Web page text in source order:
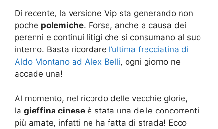
Di recente, la versione Vip sta generando non
poche polemiche. Forse, anche a causa dei
perenni e continui litigi che si consumano al suo
interno. Basta ricordare l’ultima frecciatina di
Aldo Montano ad Alex Belli, ogni giorno ne
accade una!
Al momento, nel ricordo delle vecchie glorie,
la gieffina cinese è stata una delle concorrenti
più amate, infatti ne ha fatta di strada! Ecco